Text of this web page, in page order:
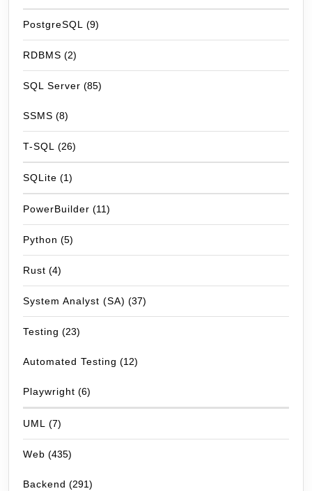
PostgreSQL (9)
RDBMS (2)
SQL Server (85)
SSMS (8)
T-SQL (26)
SQLite (1)
PowerBuilder (11)
Python (5)
Rust (4)
System Analyst (SA) (37)
Testing (23)
Automated Testing (12)
Playwright (6)
UML (7)
Web (435)
Backend (291)